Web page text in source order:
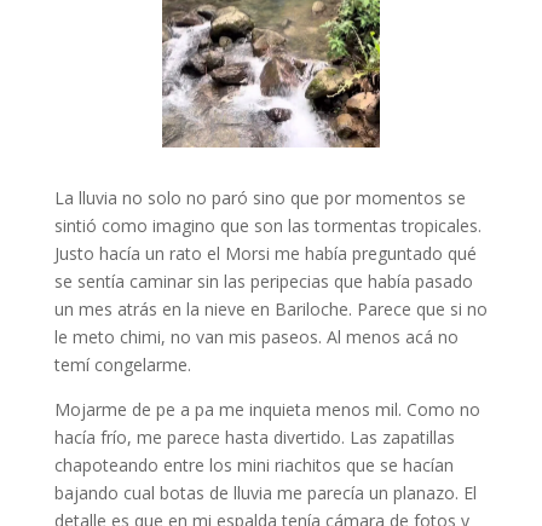
La lluvia no solo no paró sino que por momentos se
sintió como imagino que son las tormentas tropicales.
Justo hacía un rato el Morsi me había preguntado qué
se sentía caminar sin las peripecias que había pasado
un mes atrás en la nieve en Bariloche. Parece que si no
le meto chimi, no van mis paseos. Al menos acá no
temí congelarme.
Mojarme de pe a pa me inquieta menos mil. Como no
hacía frío, me parece hasta divertido. Las zapatillas
chapoteando entre los mini riachitos que se hacían
bajando cual botas de lluvia me parecía un planazo. El
detalle es que en mi espalda tenía cámara de fotos y